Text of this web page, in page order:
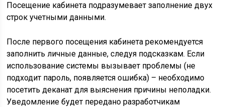
Посещение кабинета подразумевает заполнение двух
строк учетными данными.
После первого посещения кабинета рекомендуется
заполнить личные данные, следуя подсказкам. Если
использование системы вызывает проблемы (не
подходит пароль, появляется ошибка) – необходимо
посетить деканат для выяснения причины неполадки.
Уведомление будет передано разработчикам